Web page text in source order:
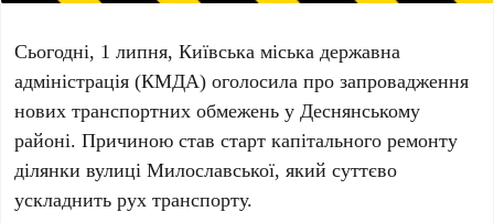
Сьогодні, 1 липня, Київська міська державна
адміністрація (КМДА) оголосила про запровадження
нових транспортних обмежень у Деснянському
районі. Причиною став старт капітального ремонту
ділянки вулиці Милославської, який суттєво
ускладнить рух транспорту.